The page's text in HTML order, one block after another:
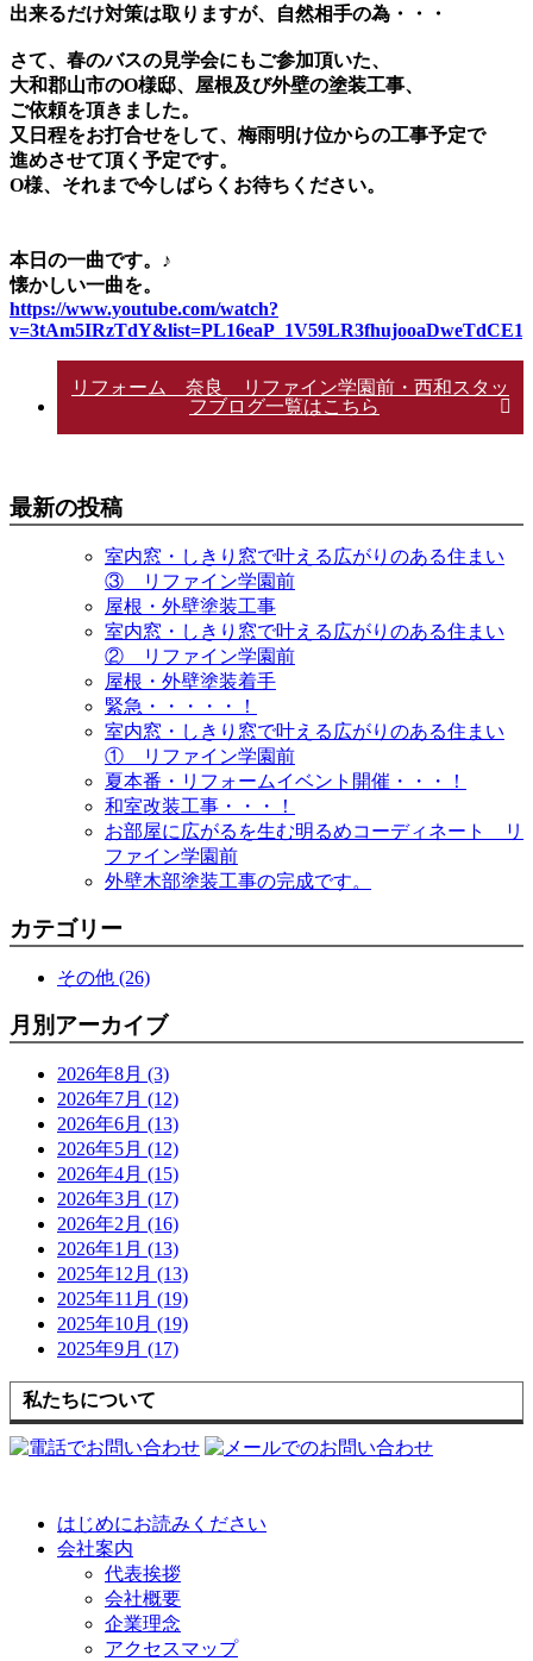
出来るだけ対策は取りますが、自然相手の為・・・
さて、春のバスの見学会にもご参加頂いた、
大和郡山市のO様邸、屋根及び外壁の塗装工事、
ご依頼を頂きました。
又日程をお打合せをして、梅雨明け位からの工事予定で
進めさせて頂く予定です。
O様、それまで今しばらくお待ちください。
本日の一曲です。♪
懐かしい一曲を。
https://www.youtube.com/watch?
リフォーム 奈良 リファイン学園前・西和スタッ
フブログ一覧はこちら
最新の投稿
室内窓・しきり窓で叶える広がりのある住まい
③ リファイン学園前
屋根・外壁塗装工事
室内窓・しきり窓で叶える広がりのある住まい
② リファイン学園前
屋根・外壁塗装着手
緊急・・・・・！
室内窓・しきり窓で叶える広がりのある住まい
① リファイン学園前
夏本番・リフォームイベント開催・・・！
和室改装工事・・・！
お部屋に広がるを生む明るめコーディネート リ
ファイン学園前
外壁木部塗装工事の完成です。
カテゴリー
その他 (26)
月別アーカイブ
2026年8月 (3)
2026年7月 (12)
2026年6月 (13)
2026年5月 (12)
2026年4月 (15)
2026年3月 (17)
2026年2月 (16)
2026年1月 (13)
2025年12月 (13)
2025年11月 (19)
2025年10月 (19)
2025年9月 (17)
私たちについて
はじめにお読みください
会社案内
代表挨拶
会社概要
企業理念
アクセスマップ